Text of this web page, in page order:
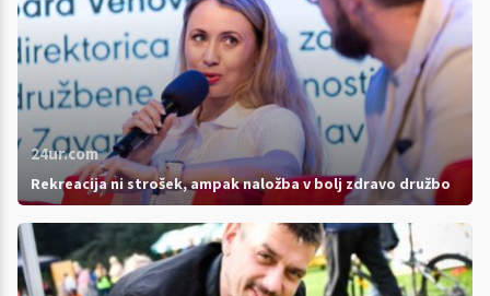
24ur.com
Rekreacija ni strošek, ampak naložba v bolj zdravo družbo